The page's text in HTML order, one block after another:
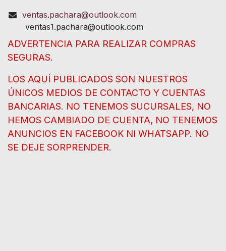
ventas.pachara@outlook.com
ventas1.pachara@outlook.com
ADVERTENCIA PARA REALIZAR COMPRAS
SEGURAS.
LOS AQUÍ PUBLICADOS SON NUESTROS
ÚNICOS MEDIOS DE CONTACTO Y CUENTAS
BANCARIAS. NO TENEMOS SUCURSALES, NO
HEMOS CAMBIADO DE CUENTA, NO TENEMOS
ANUNCIOS EN FACEBOOK NI WHATSAPP. NO
SE DEJE SORPRENDER.